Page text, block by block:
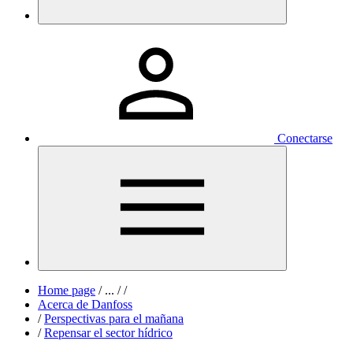
Conectarse
Home page /... / /
Acerca de Danfoss
/ Perspectivas para el mañana
/ Repensar el sector hídrico